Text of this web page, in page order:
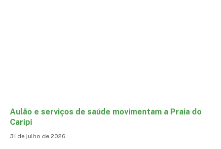
Aulão e serviços de saúde movimentam a Praia do
Caripi
31 de julho de 2026